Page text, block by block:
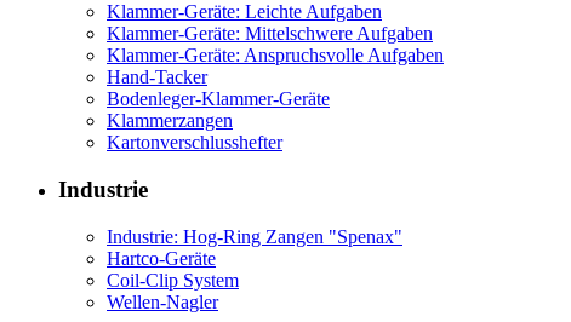
Klammer-Geräte: Leichte Aufgaben
Klammer-Geräte: Mittelschwere Aufgaben
Klammer-Geräte: Anspruchsvolle Aufgaben
Hand-Tacker
Bodenleger-Klammer-Geräte
Klammerzangen
Kartonverschlusshefter
Industrie
Industrie: Hog-Ring Zangen "Spenax"
Hartco-Geräte
Coil-Clip System
Wellen-Nagler